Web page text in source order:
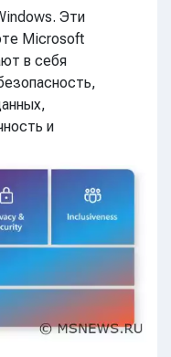
Эти
Microsoft
в себя
и